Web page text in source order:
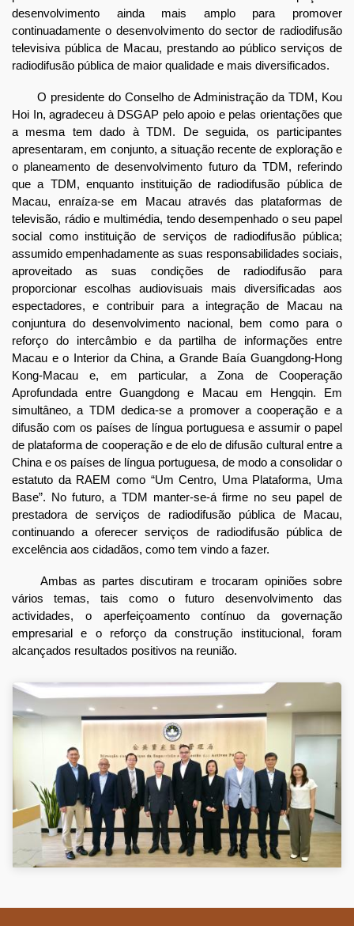
desenvolvimento ainda mais amplo para promover
continuadamente o desenvolvimento do sector de radiodifusão
televisiva pública de Macau, prestando ao público serviços de
radiodifusão pública de maior qualidade e mais diversificados.
O presidente do Conselho de Administração da TDM, Kou
Hoi In, agradeceu à DSGAP pelo apoio e pelas orientações que
a mesma tem dado à TDM. De seguida, os participantes
apresentaram, em conjunto, a situação recente de exploração e
o planeamento de desenvolvimento futuro da TDM, referindo
que a TDM, enquanto instituição de radiodifusão pública de
Macau, enraíza-se em Macau através das plataformas de
televisão, rádio e multimédia, tendo desempenhado o seu papel
social como instituição de serviços de radiodifusão pública;
assumido empenhadamente as suas responsabilidades sociais,
aproveitado as suas condições de radiodifusão para
proporcionar escolhas audiovisuais mais diversificadas aos
espectadores, e contribuir para a integração de Macau na
conjuntura do desenvolvimento nacional, bem como para o
reforço do intercâmbio e da partilha de informações entre
Macau e o Interior da China, a Grande Baía Guangdong-Hong
Kong-Macau e, em particular, a Zona de Cooperação
Aprofundada entre Guangdong e Macau em Hengqin. Em
simultâneo, a TDM dedica-se a promover a cooperação e a
difusão com os países de língua portuguesa e assumir o papel
de plataforma de cooperação e de elo de difusão cultural entre a
China e os países de língua portuguesa, de modo a consolidar o
estatuto da RAEM como “Um Centro, Uma Plataforma, Uma
Base”. No futuro, a TDM manter-se-á firme no seu papel de
prestadora de serviços de radiodifusão pública de Macau,
continuando a oferecer serviços de radiodifusão pública de
excelência aos cidadãos, como tem vindo a fazer.
Ambas as partes discutiram e trocaram opiniões sobre
vários temas, tais como o futuro desenvolvimento das
actividades, o aperfeiçoamento contínuo da governação
empresarial e o reforço da construção institucional, foram
alcançados resultados positivos na reunião.